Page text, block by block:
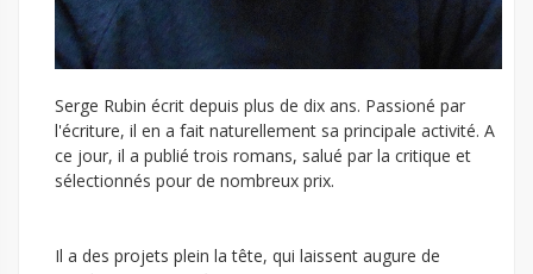
Serge Rubin écrit depuis plus de dix ans. Passioné par
l'écriture, il en a fait naturellement sa principale activité. A
ce jour, il a publié trois romans, salué par la critique et
sélectionnés pour de nombreux prix.
Il a des projets plein la tête, qui laissent augure de